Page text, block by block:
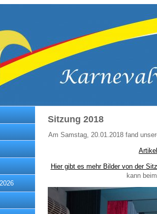
Sitzung 2018
Am Samstag, 20.01.2018 fand
Hier gibt es mehr Bilder von der
kann